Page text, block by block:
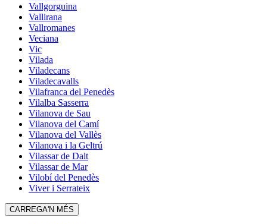
Vallgorguina
Vallirana
Vallromanes
Veciana
Vic
Vilada
Viladecans
Viladecavalls
Vilafranca del Penedès
Vilalba Sasserra
Vilanova de Sau
Vilanova del Camí
Vilanova del Vallès
Vilanova i la Geltrú
Vilassar de Dalt
Vilassar de Mar
Vilobí del Penedès
Viver i Serrateix
CARREGA'N MÉS